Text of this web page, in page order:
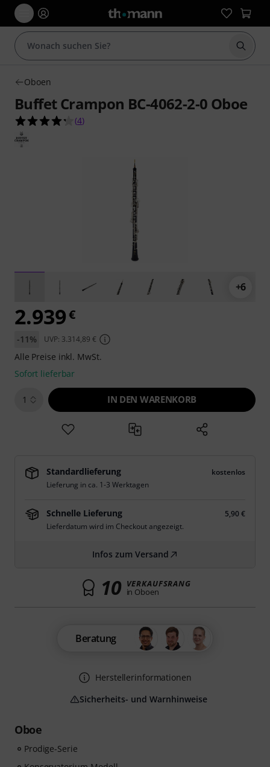
Suche
Oboen
Buffet Crampon BC-4062-2-0 Oboe
4.3 von 5 Sternen aus 4 Kundenbewertungen
(4)
+6
Oboe
Prodige-Serie
2.939€
-11% UVP: 3.314,89 €
Alle Preise inkl. MwSt.
Sofort lieferbar
1 IN DEN WARENKORB
Standardlieferung
kostenlos
Lieferung in ca. 1-3 Werktagen
Schnelle Lieferung
5,90 €
Lieferdatum wird im Checkout angezeigt.
Infos zum Versand
10 VERKAUFSRANG
in Oboen
Beratung
Herstellerinformationen
Sicherheits- und Warnhinweise